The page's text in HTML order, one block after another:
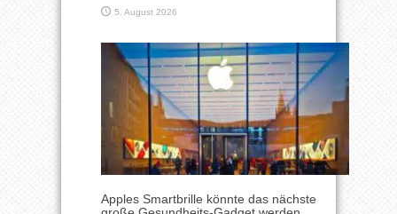
5. August 2026
Apples Smartbrille könnte das nächste